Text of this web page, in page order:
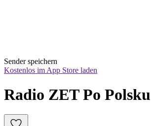
Sender speichern
Kostenlos im App Store laden
Radio ZET Po Polsku